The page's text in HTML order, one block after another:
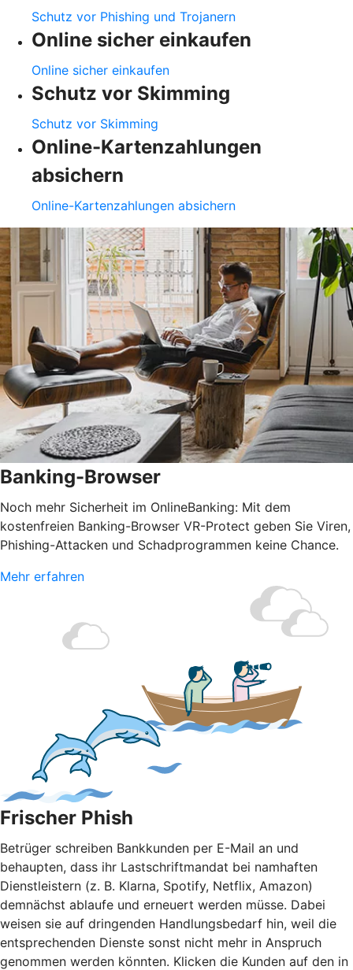
Schutz vor Phishing und Trojanern
Online sicher einkaufen
Online sicher einkaufen
Schutz vor Skimming
Schutz vor Skimming
Online-Kartenzahlungen
absichern
Online-Kartenzahlungen absichern
Banking-Browser
Noch mehr Sicherheit im OnlineBanking: Mit dem
kostenfreien Banking-Browser VR-Protect geben Sie Viren,
Phishing-Attacken und Schadprogrammen keine Chance.
Mehr erfahren
Frischer Phish
Betrüger schreiben Bankkunden per E-Mail an und
behaupten, dass ihr Lastschriftmandat bei namhaften
Dienstleistern (z. B. Klarna, Spotify, Netflix, Amazon)
demnächst ablaufe und erneuert werden müsse. Dabei
weisen sie auf dringenden Handlungsbedarf hin, weil die
entsprechenden Dienste sonst nicht mehr in Anspruch
genommen werden könnten. Klicken die Kunden auf den in